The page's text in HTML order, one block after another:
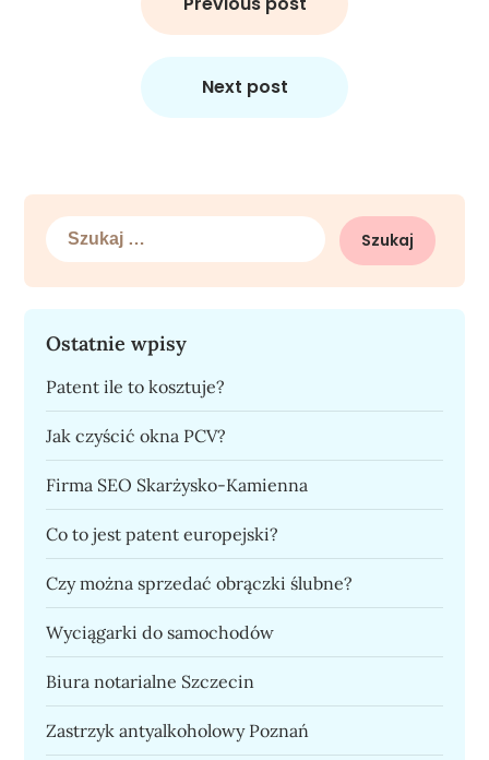
Next post
Szukaj:
Ostatnie wpisy
Patent ile to kosztuje?
Jak czyścić okna PCV?
Firma SEO Skarżysko-Kamienna
Co to jest patent europejski?
Czy można sprzedać obrączki ślubne?
Wyciągarki do samochodów
Biura notarialne Szczecin
Zastrzyk antyalkoholowy Poznań